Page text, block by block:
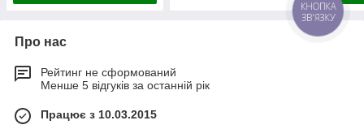
Про нас
Рейтинг не сформований
Менше 5 відгуків за останній рік
Працює з 10.03.2015